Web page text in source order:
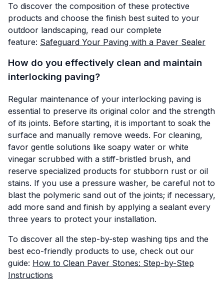
To discover the composition of these protective
products and choose the finish best suited to your
outdoor landscaping, read our complete
feature: Safeguard Your Paving with a Paver Sealer
How do you effectively clean and maintain
interlocking paving?
Regular maintenance of your interlocking paving is
essential to preserve its original color and the strength
of its joints. Before starting, it is important to soak the
surface and manually remove weeds. For cleaning,
favor gentle solutions like soapy water or white
vinegar scrubbed with a stiff-bristled brush, and
reserve specialized products for stubborn rust or oil
stains. If you use a pressure washer, be careful not to
blast the polymeric sand out of the joints; if necessary,
add more sand and finish by applying a sealant every
three years to protect your installation.
To discover all the step-by-step washing tips and the
best eco-friendly products to use, check out our
guide: How to Clean Paver Stones: Step-by-Step
Instructions